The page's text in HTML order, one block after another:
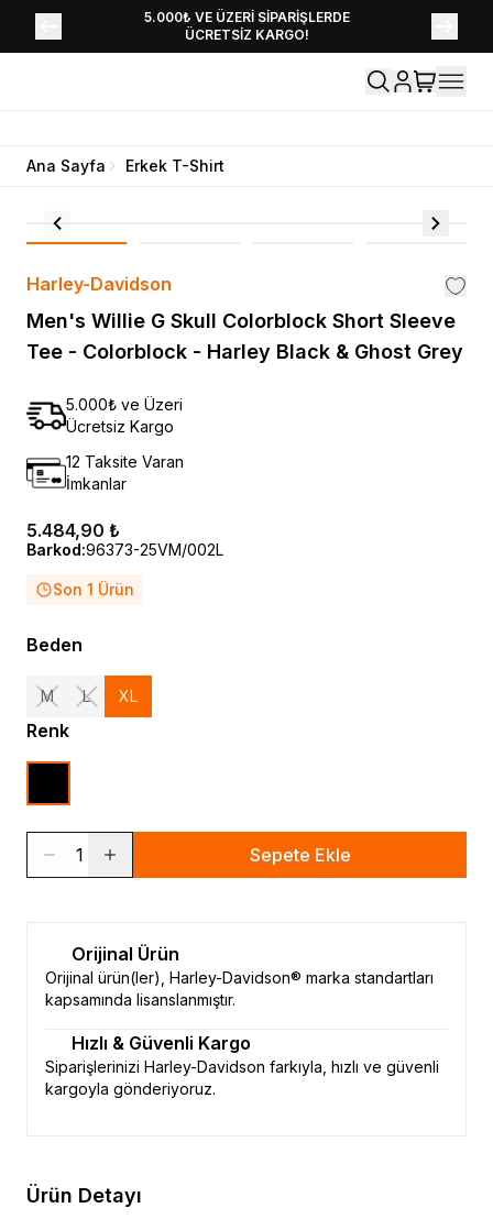
5.000₺ VE ÜZERİ SİPARİŞLERDE
ÜCRETSİZ KARGO!
YENİ SEZON KOLEKSİYONU EKLENDİ,
HEMEN KEŞFET!
Ana Sayfa Erkek T-Shirt
Harley-Davidson
Men's Willie G Skull Colorblock Short Sleeve
Tee - Colorblock - Harley Black & Ghost Grey
5.000₺ ve Üzeri
Ücretsiz Kargo
12 Taksite Varan
İmkanlar
5.484,90 ₺
Barkod:96373-25VM/002L
Son 1 Ürün
Beden
M L XL
Renk
1 Sepete Ekle
Orijinal Ürün
Orijinal ürün(ler), Harley-Davidson® marka standartları
kapsamında lisanslanmıştır.
Hızlı & Güvenli Kargo
Siparişlerinizi Harley-Davidson farkıyla, hızlı ve güvenli
kargoyla gönderiyoruz.
Ürün Detayı